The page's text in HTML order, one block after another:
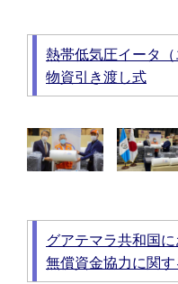
熱帯低気圧イータ
物資引き渡し式
グアテマラ共和国
無償資金協力に関